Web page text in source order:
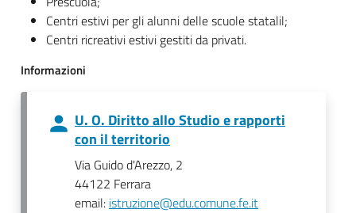
Centri estivi per gli alunni delle scuole statalil;
Centri ricreativi estivi gestiti da privati.
Informazioni
U. O. Diritto allo Studio e rapporti
con il territorio
Via Guido d'Arezzo, 2
44122 Ferrara
email: istruzione@edu.comune.fe.it